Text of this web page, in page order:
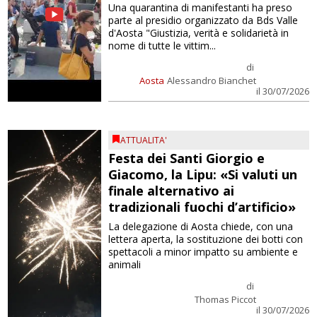
Aosta
di
Alessandro Bianchet
il 30/07/2026
Una quarantina di manifestanti ha preso
parte al presidio organizzato da Bds Valle
d'Aosta "Giustizia, verità e solidarietà in
nome di tutte le vittim...
ATTUALITA'
Festa dei Santi Giorgio e
Giacomo, la Lipu: «Si valuti un
finale alternativo ai
tradizionali fuochi d’artificio»
di
Thomas Piccot
il 30/07/2026
La delegazione di Aosta chiede, con una
lettera aperta, la sostituzione dei botti con
spettacoli a minor impatto su ambiente e
animali